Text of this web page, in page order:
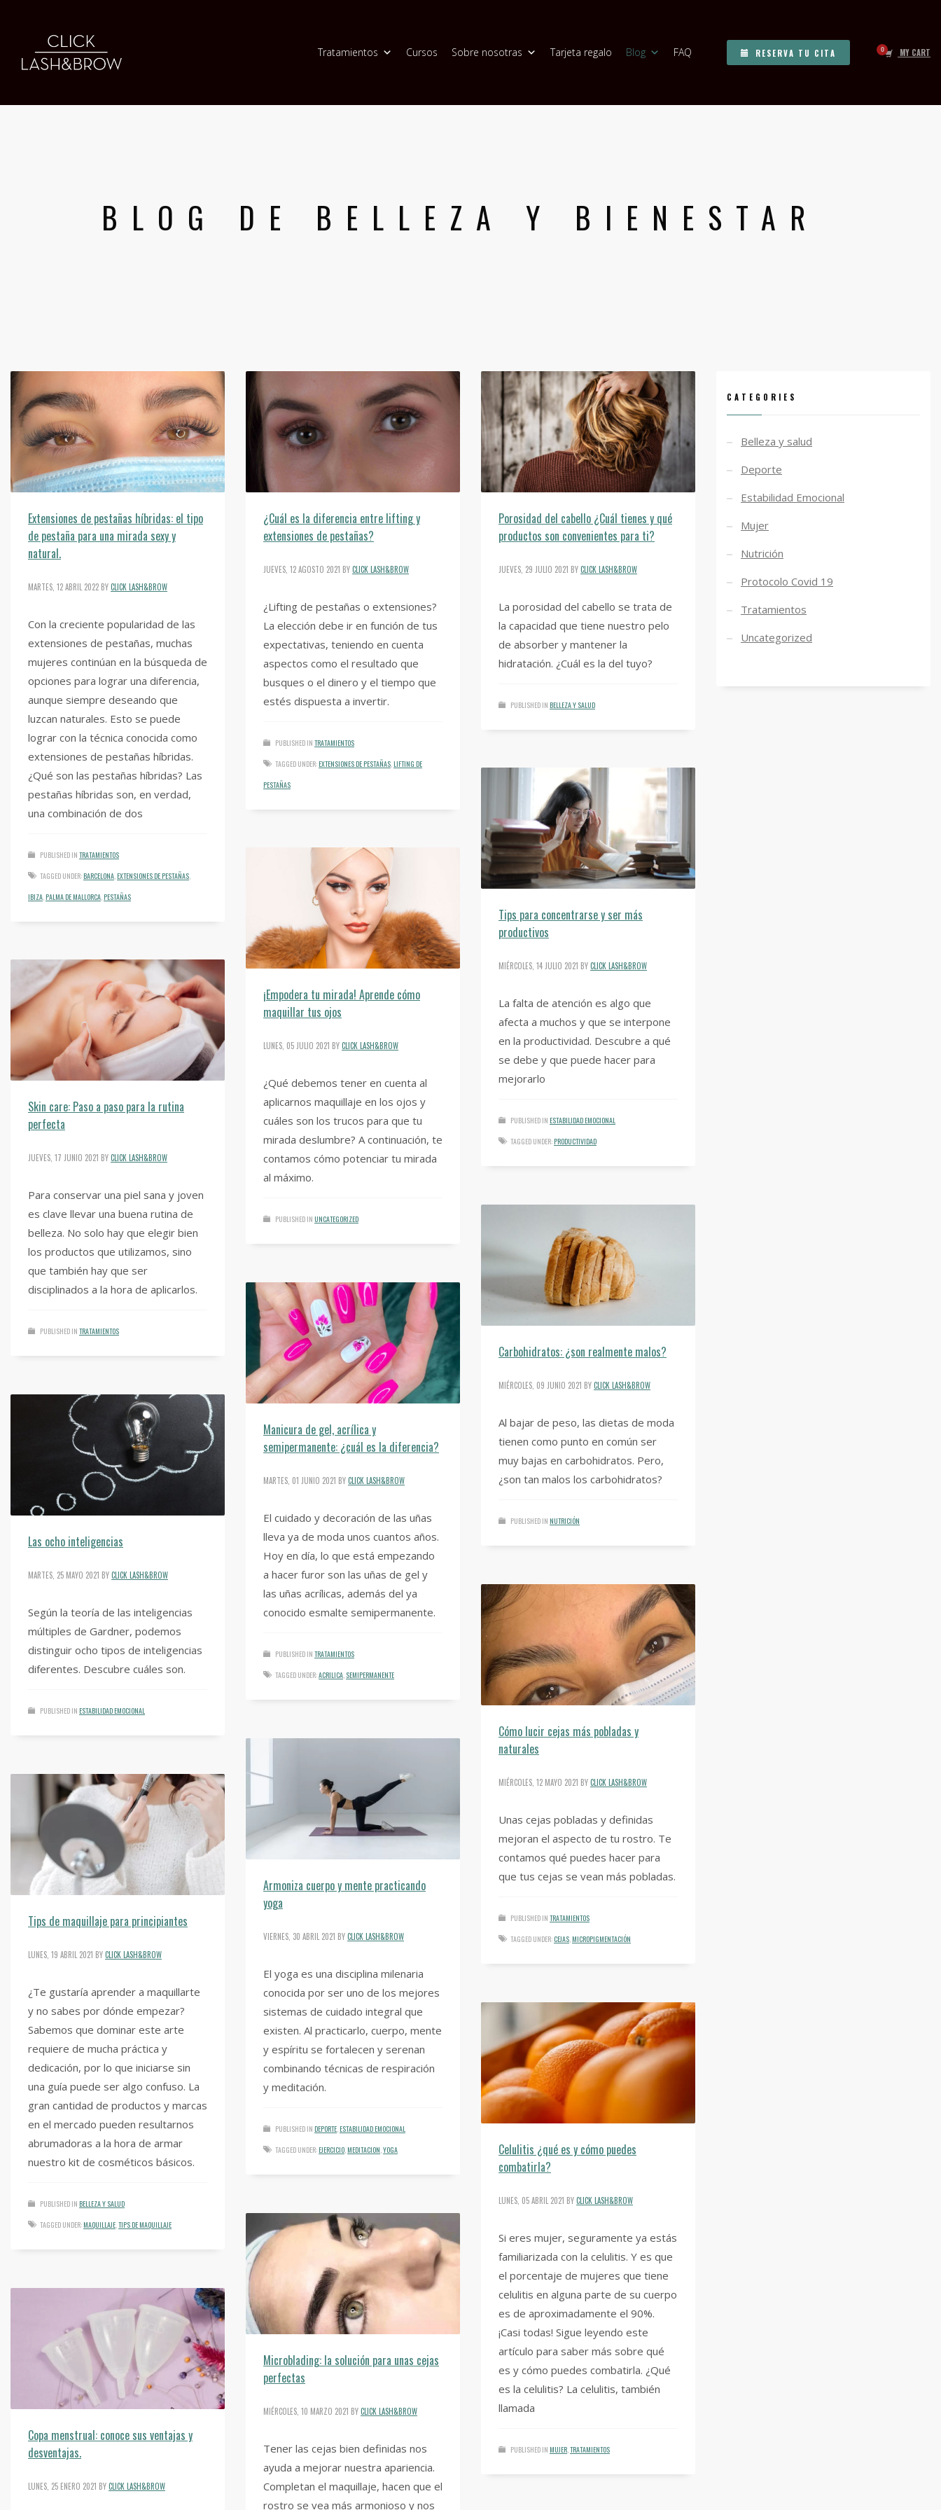
Tratamientos Cursos Sobre nosotras Tarjeta regalo Blog FAQ RESERVA TU CITA MY CART
BLOG DE BELLEZA Y BIENESTAR
Extensiones de pestañas híbridas: el tipo
de pestaña para una mirada sexy y
natural.
MARTES, 12 ABRIL 2022 BYCLICK LASH&BROW
Con la creciente popularidad de las
extensiones de pestañas, muchas
mujeres continúan en la búsqueda de
opciones para lograr una diferencia,
aunque siempre deseando que
luzcan naturales. Esto se puede
lograr con la técnica conocida como
extensiones de pestañas híbridas.
¿Qué son las pestañas híbridas? Las
pestañas híbridas son, en verdad,
una combinación de dos
PUBLISHED IN TRATAMIENTOS
TAGGED UNDER:BARCELONA EXTENSIONES DE PESTAÑAS
IBIZA PALMA DE MALLORCA PESTAÑAS
¿Cuál es la diferencia entre lifting y
extensiones de pestañas?
JUEVES, 12 AGOSTO 2021 BYCLICK LASH&BROW
¿Lifting de pestañas o extensiones?
La elección debe ir en función de tus
expectativas, teniendo en cuenta
aspectos como el resultado que
busques o el dinero y el tiempo que
estés dispuesta a invertir.
PUBLISHED IN TRATAMIENTOS
TAGGED UNDER:EXTENSIONES DE PESTAÑAS LIFTING DE
PESTAÑAS
Porosidad del cabello ¿Cuál tienes y qué
productos son convenientes para ti?
JUEVES, 29 JULIO 2021 BYCLICK LASH&BROW
La porosidad del cabello se trata de
la capacidad que tiene nuestro pelo
de absorber y mantener la
hidratación. ¿Cuál es la del tuyo?
PUBLISHED IN BELLEZA Y SALUD
Tips para concentrarse y ser más
productivos
MIÉRCOLES, 14 JULIO 2021 BYCLICK LASH&BROW
La falta de atención es algo que
afecta a muchos y que se interpone
en la productividad. Descubre a qué
se debe y que puede hacer para
mejorarlo
PUBLISHED IN ESTABILIDAD EMOCIONAL
TAGGED UNDER:PRODUCTIVIDAD
¡Empodera tu mirada! Aprende cómo
maquillar tus ojos
LUNES, 05 JULIO 2021 BYCLICK LASH&BROW
¿Qué debemos tener en cuenta al
aplicarnos maquillaje en los ojos y
cuáles son los trucos para que tu
mirada deslumbre? A continuación, te
contamos cómo potenciar tu mirada
al máximo.
PUBLISHED IN UNCATEGORIZED
Skin care: Paso a paso para la rutina
perfecta
JUEVES, 17 JUNIO 2021 BYCLICK LASH&BROW
Para conservar una piel sana y joven
es clave llevar una buena rutina de
belleza. No solo hay que elegir bien
los productos que utilizamos, sino
que también hay que ser
disciplinados a la hora de aplicarlos.
PUBLISHED IN TRATAMIENTOS
Carbohidratos: ¿son realmente malos?
MIÉRCOLES, 09 JUNIO 2021 BYCLICK LASH&BROW
Al bajar de peso, las dietas de moda
tienen como punto en común ser
muy bajas en carbohidratos. Pero,
¿son tan malos los carbohidratos?
PUBLISHED IN NUTRICIÓN
Manicura de gel, acrílica y
semipermanente: ¿cuál es la diferencia?
MARTES, 01 JUNIO 2021 BYCLICK LASH&BROW
El cuidado y decoración de las uñas
lleva ya de moda unos cuantos años.
Hoy en día, lo que está empezando
a hacer furor son las uñas de gel y
las uñas acrílicas, además del ya
conocido esmalte semipermanente.
PUBLISHED IN TRATAMIENTOS
TAGGED UNDER:ACRILICA SEMIPERMANENTE
Las ocho inteligencias
MARTES, 25 MAYO 2021 BYCLICK LASH&BROW
Según la teoría de las inteligencias
múltiples de Gardner, podemos
distinguir ocho tipos de inteligencias
diferentes. Descubre cuáles son.
PUBLISHED IN ESTABILIDAD EMOCIONAL
Cómo lucir cejas más pobladas y
naturales
MIÉRCOLES, 12 MAYO 2021 BYCLICK LASH&BROW
Unas cejas pobladas y definidas
mejoran el aspecto de tu rostro. Te
contamos qué puedes hacer para
que tus cejas se vean más pobladas.
PUBLISHED IN TRATAMIENTOS
TAGGED UNDER:CEJAS MICROPIGMENTACIÓN
Armoniza cuerpo y mente practicando
yoga
VIERNES, 30 ABRIL 2021 BYCLICK LASH&BROW
El yoga es una disciplina milenaria
conocida por ser uno de los mejores
sistemas de cuidado integral que
existen. Al practicarlo, cuerpo, mente
y espíritu se fortalecen y serenan
combinando técnicas de respiración
y meditación.
PUBLISHED IN DEPORTE ESTABILIDAD EMOCIONAL
TAGGED UNDER:EJERCICIO MEDITACION YOGA
Tips de maquillaje para principiantes
LUNES, 19 ABRIL 2021 BYCLICK LASH&BROW
¿Te gustaría aprender a maquillarte
y no sabes por dónde empezar?
Sabemos que dominar este arte
requiere de mucha práctica y
dedicación, por lo que iniciarse sin
una guía puede ser algo confuso. La
gran cantidad de productos y marcas
en el mercado pueden resultarnos
abrumadoras a la hora de armar
nuestro kit de cosméticos básicos.
PUBLISHED IN BELLEZA Y SALUD
TAGGED UNDER:MAQUILLAJE TIPS DE MAQUILLAJE
Celulitis ¿qué es y cómo puedes
combatirla?
LUNES, 05 ABRIL 2021 BYCLICK LASH&BROW
Si eres mujer, seguramente ya estás
familiarizada con la celulitis. Y es que
el porcentaje de mujeres que tiene
celulitis en alguna parte de su cuerpo
es de aproximadamente el 90%.
¡Casi todas! Sigue leyendo este
artículo para saber más sobre qué
es y cómo puedes combatirla. ¿Qué
es la celulitis? La celulitis, también
llamada
PUBLISHED IN MUJER TRATAMIENTOS
Microblading: la solución para unas cejas
perfectas
MIÉRCOLES, 10 MARZO 2021 BYCLICK LASH&BROW
Tener las cejas bien definidas nos
ayuda a mejorar nuestra apariencia.
Completan el maquillaje, hacen que el
rostro se vea más armonioso y nos
Copa menstrual: conoce sus ventajas y
desventajas.
LUNES, 25 ENERO 2021 BYCLICK LASH&BROW
CATEGORIES
Belleza y salud
Deporte
Estabilidad Emocional
Mujer
Nutrición
Protocolo Covid 19
Tratamientos
Uncategorized